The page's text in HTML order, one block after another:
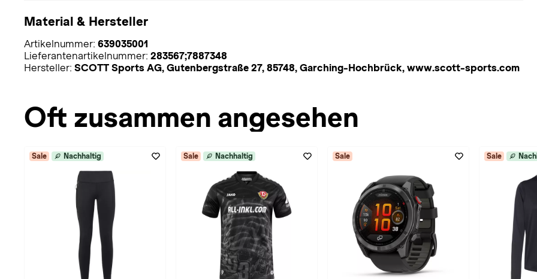
Material & Hersteller
Artikelnummer: 639035001
Lieferantenartikelnummer: 283567;7887348
Hersteller: SCOTT Sports AG, Gutenbergstraße 27, 85748, Garching-Hochbrück, www.scott-sports.com
Oft zusammen angesehen
Sale Nachhaltig Sale Nachhaltig Sale Sale